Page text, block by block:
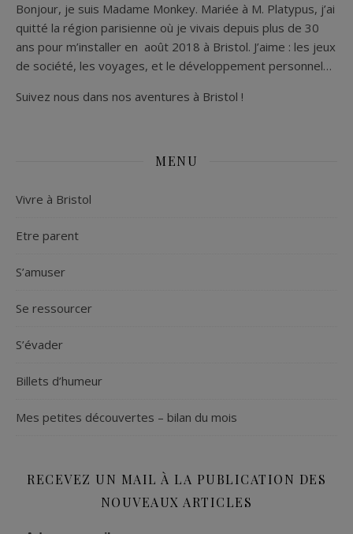
Bonjour, je suis Madame Monkey. Mariée à M. Platypus, j’ai
quitté la région parisienne où je vivais depuis plus de 30
ans pour m’installer en août 2018 à Bristol. J’aime : les jeux
de société, les voyages, et le développement personnel…
Suivez nous dans nos aventures à Bristol !
MENU
Vivre à Bristol
Etre parent
S’amuser
Se ressourcer
S’évader
Billets d’humeur
Mes petites découvertes – bilan du mois
RECEVEZ UN MAIL À LA PUBLICATION DES
NOUVEAUX ARTICLES